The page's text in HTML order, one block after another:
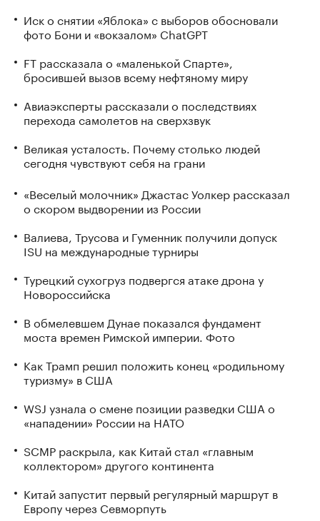
Иск о снятии «Яблока» с выборов обосновали
фото Бони и «вокзалом» ChatGPT
FT рассказала о «маленькой Спарте»,
бросившей вызов всему нефтяному миру
Авиаэксперты рассказали о последствиях
перехода самолетов на сверхзвук
Великая усталость. Почему столько людей
сегодня чувствуют себя на грани
«Веселый молочник» Джастас Уолкер рассказал
о скором выдворении из России
Валиева, Трусова и Гуменник получили допуск
ISU на международные турниры
Турецкий сухогруз подвергся атаке дрона у
Новороссийска
В обмелевшем Дунае показался фундамент
моста времен Римской империи. Фото
Как Трамп решил положить конец «родильному
туризму» в США
WSJ узнала о смене позиции разведки США о
«нападении» России на НАТО
SCMP раскрыла, как Китай стал «главным
коллектором» другого континента
Китай запустит первый регулярный маршрут в
Европу через Севморпуть